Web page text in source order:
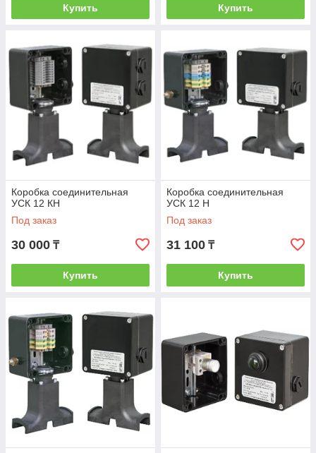
Купить Купить
Коробка соединительная
УСК 12 КН
Под заказ
30 000 ₸
Купить
Коробка соединительная
УСК 12 Н
Под заказ
31 100 ₸
Купить